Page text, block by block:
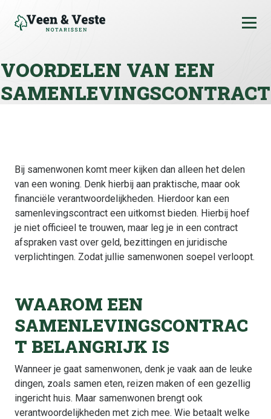
VOORDELEN VAN EEN
SAMENLEVINGSCONTRACT
Bij samenwonen komt meer kijken dan alleen het delen
van een woning. Denk hierbij aan praktische, maar ook
financiële verantwoordelijkheden. Hierdoor kan een
samenlevingscontract een uitkomst bieden. Hierbij hoef
je niet officieel te trouwen, maar leg je in een contract
afspraken vast over geld, bezittingen en juridische
verplichtingen. Zodat jullie samenwonen soepel verloopt.
WAAROM EEN
SAMENLEVINGSCONTRAC
T BELANGRIJK IS
Wanneer je gaat samenwonen, denk je vaak aan de leuke
dingen, zoals samen eten, reizen maken of een gezellig
ingericht huis. Maar samenwonen brengt ook
verantwoordelijkheden met zich mee. Wie betaalt welke